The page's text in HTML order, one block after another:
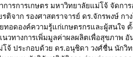
ารการเกษตร มหาวิทยาลัยแม่โจ้ จัดกา
ติจาก รองศาสตราจารย์ ดร.จักรพงษ์ ก
ทอดองค์ความรู้แก่เกษตรกรและผู้สนใ
ทางการเพิ่มมูลค่าผลผลิตเพื่อสุขภาพ
จ้ ประกอบด้วย ดร.อนุชิดา วงศ์ชื่น นัก